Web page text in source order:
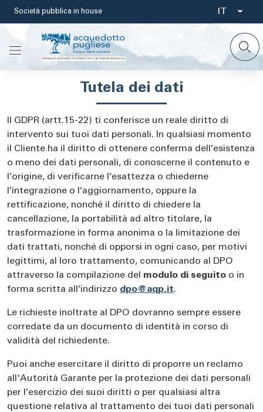
Salta
contenuto
principale
Società pubblica in house
Select
your
IT
Tutela dei dati
Il GDPR (artt.15-22) ti conferisce un reale diritto di
intervento sui tuoi dati personali. In qualsiasi momento
il Cliente ha il diritto di ottenere conferma dell’esistenza
o meno dei dati personali, di conoscerne il contenuto e
l’origine, di verificarne l’esattezza o chiederne
l’integrazione o l’aggiornamento, oppure la
rettificazione, nonché il diritto di chiedere la
cancellazione, la portabilità ad altro titolare, la
trasformazione in forma anonima o la limitazione dei
dati trattati, nonché di opporsi in ogni caso, per motivi
legittimi, al loro trattamento, comunicando al DPO
attraverso la compilazione del modulo di seguito o in
forma scritta all’indirizzo dpo@aqp.it.
Le richieste inoltrate al DPO dovranno sempre essere
corredate da un documento di identità in corso di
validità del richiedente.
Puoi anche esercitare il diritto di proporre un reclamo
all'Autorità Garante per la protezione dei dati personali
per l’esercizio dei suoi diritti o per qualsiasi altra
questione relativa al trattamento dei tuoi dati personali